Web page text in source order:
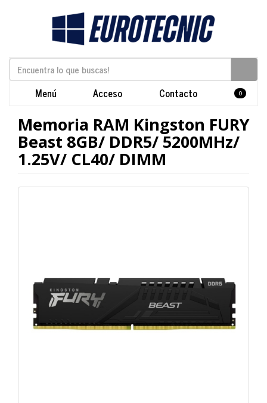
Menú Acceso Contacto 0
Memoria RAM Kingston FURY
Beast 8GB/ DDR5/ 5200MHz/
1.25V/ CL40/ DIMM